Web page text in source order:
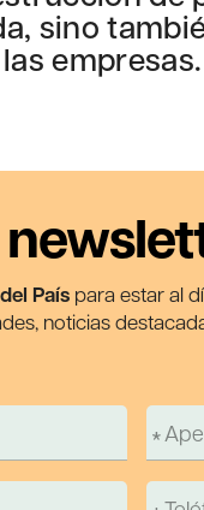
sino
empresas.
País para estar al
noticias